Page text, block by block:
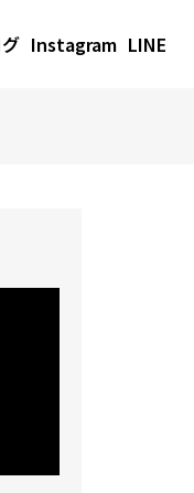
Instagram LINE